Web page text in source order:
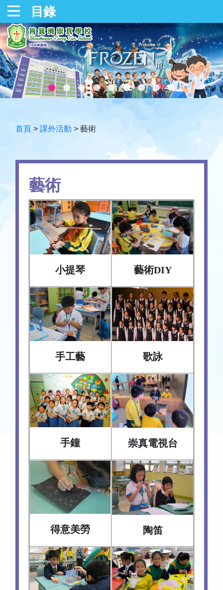
目錄
首頁 > 課外活動 > 藝術
藝術
小提琴 藝術DIY
手工藝 歌詠
手鐘 崇真電視台
得意美勞 陶笛